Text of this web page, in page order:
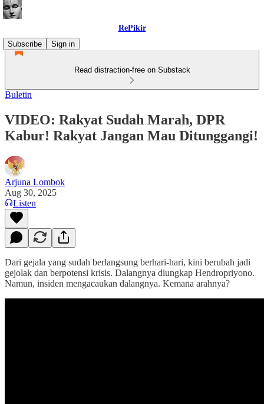
RePikir
Subscribe
Sign in
Read distraction-free on Substack
Buletin
VIDEO: Rakyat Sudah Marah, DPR
Kabur! Rakyat Jangan Mau Ditunggangi!
Arjuna Lombok
Aug 30, 2025
Listen
Dari gejala yang sudah berlangsung berhari-hari, kini berubah jadi
gejolak dan berpotensi krisis. Dalangnya diungkap Hendropriyono.
Namun, insiden mengacaukan dalangnya. Kemana arahnya?